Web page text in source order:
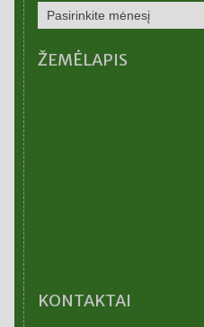
NAUJIENŲ
ARCHYVAS
ŽEMĖLAPIS
KONTAKTAI